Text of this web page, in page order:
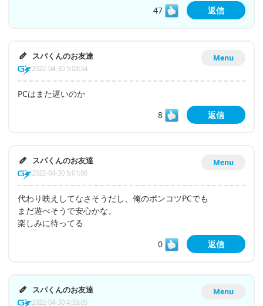
47
返信
Menu
スパくんのお友達
2022-04-30 5:08:34
PCはまた遅いのか
8
返信
Menu
スパくんのお友達
2022-04-30 5:01:06
代わり映えしてなさそうだし、俺のポンコツPCでも
まだ遊べそうで安心かな。
楽しみに待ってる
0
返信
Menu
スパくんのお友達
2022-04-30 4:35:05